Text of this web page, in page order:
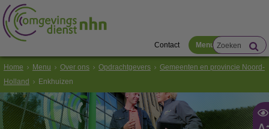
Contact Menu
Home Menu Over ons Opdrachtgevers
Gemeenten en provincie Noord-
Holland
Enkhuizen